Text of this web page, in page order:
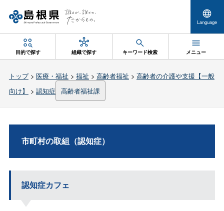
Language
目的で探す 組織で探す キーワード検索 メニュー
トップ> 医療・福祉 > 福祉 > 高齢者福祉 > 高齢者の介護や支援【一般
向け】
> 認知症 高齢者福祉課
市町村の取組（認知症）
認知症カフェ